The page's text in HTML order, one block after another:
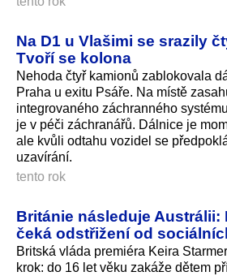
Na D1 u Vlašimi se srazily
Tvoří se kolona
Nehoda čtyř kamionů zablokovala
Praha u exitu Psáře. Na místě
integrovaného záchranného
je v péči záchranářů. Dálnice je
ale kvůli odtahu vozidel se
uzavírání.
tento rok
Británie následuje Austrálii:
čeká odstřižení od
Britská vláda premiéra Keira
krok: do 16 let věku zakáže dětem